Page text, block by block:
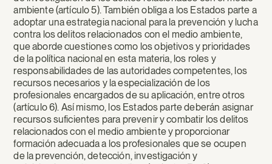
ambiente (artículo 5). También obliga a los Estados parte a
adoptar una estrategia nacional para la prevención y lucha
contra los delitos relacionados con el medio ambiente,
que aborde cuestiones como los objetivos y prioridades
de la política nacional en esta materia, los roles y
responsabilidades de las autoridades competentes, los
recursos necesarios y la especialización de los
profesionales encargados de su aplicación, entre otros
(artículo 6). Así mismo, los Estados parte deberán asignar
recursos suficientes para prevenir y combatir los delitos
relacionados con el medio ambiente y proporcionar
formación adecuada a los profesionales que se ocupen
de la prevención, detección, investigación y